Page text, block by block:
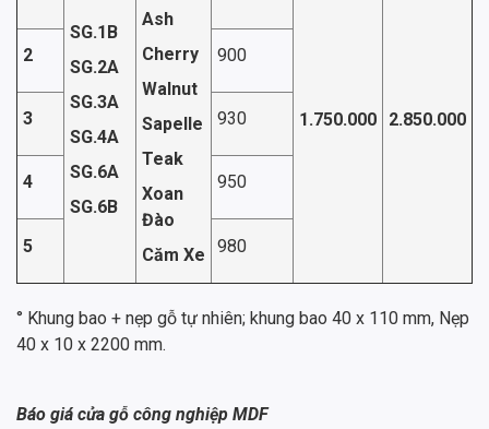
SG.1B
SG.2A
SG.3A
SG.4A
SG.6A
SG.6B
Ash
Cherry
Walnut
Sapelle
Teak
Xoan
Đào
Căm Xe
1.750.000 2.850.000
2 900
3 930
4 950
5 980
° Khung bao + nẹp gỗ tự nhiên; khung bao 40 x 110 mm, Nẹp
40 x 10 x 2200 mm.
Báo giá cửa gỗ công nghiệp MDF